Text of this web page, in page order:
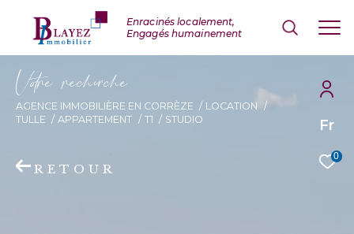
Fr
0
Vore recece
AGENCE IMMOBILIÈRE EN CORRÈZE
LOCATION
TULLE
APPARTEMENT T1 STUDIO
RETOUR